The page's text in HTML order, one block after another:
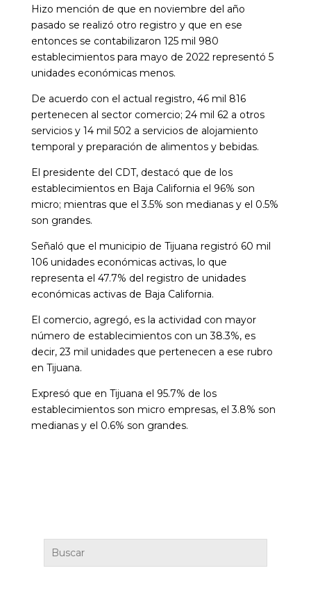
Hizo mención de que en noviembre del año
pasado se realizó otro registro y que en ese
entonces se contabilizaron 125 mil 980
establecimientos para mayo de 2022 representó 5
unidades económicas menos.
De acuerdo con el actual registro, 46 mil 816
pertenecen al sector comercio; 24 mil 62 a otros
servicios y 14 mil 502 a servicios de alojamiento
temporal y preparación de alimentos y bebidas.
El presidente del CDT, destacó que de los
establecimientos en Baja California el 96% son
micro; mientras que el 3.5% son medianas y el 0.5%
son grandes.
Señaló que el municipio de Tijuana registró 60 mil
106 unidades económicas activas, lo que
representa el 47.7% del registro de unidades
económicas activas de Baja California.
El comercio, agregó, es la actividad con mayor
número de establecimientos con un 38.3%, es
decir, 23 mil unidades que pertenecen a ese rubro
en Tijuana.
Expresó que en Tijuana el 95.7% de los
establecimientos son micro empresas, el 3.8% son
medianas y el 0.6% son grandes.